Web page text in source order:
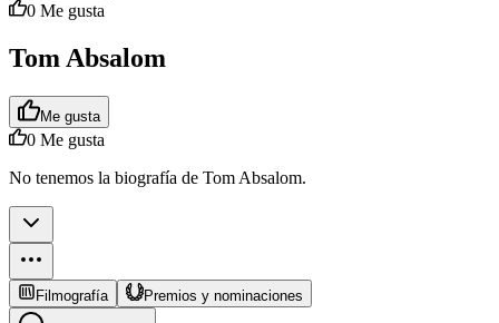
0 Me gusta
Tom Absalom
Me gusta
0 Me gusta
No tenemos la biografía de Tom Absalom.
Filmografía Premios y nominaciones